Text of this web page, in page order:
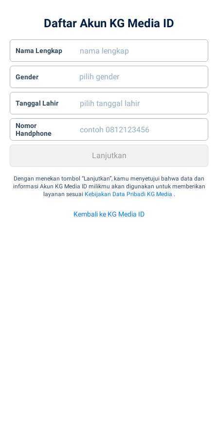
Daftar Akun KG Media ID
Nama Lengkap
Gender
Tanggal Lahir
Nomor
Handphone
Dengan menekan tombol “Lanjutkan”, kamu menyetujui bahwa data dan
informasi Akun KG Media ID milikmu akan digunakan untuk memberikan
layanan sesuai Kebijakan Data Pribadi KG Media .
Kembali ke KG Media ID